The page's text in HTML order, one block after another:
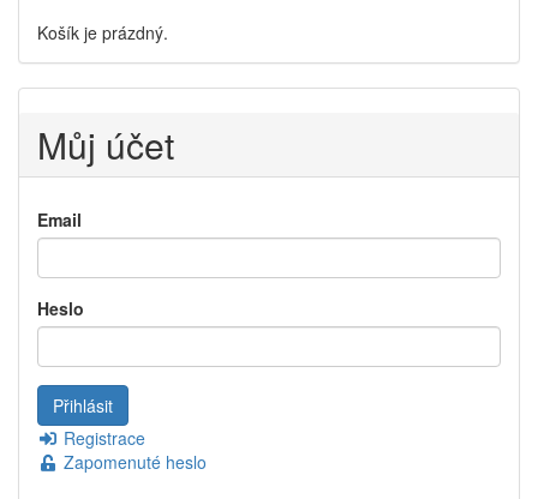
Košík je prázdný.
Můj účet
Email
Heslo
Registrace
Zapomenuté heslo